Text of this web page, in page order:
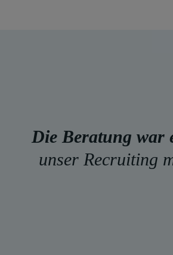
Die Beratung war
unser Recruiting